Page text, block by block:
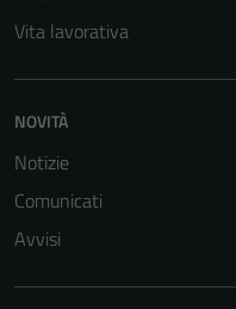
Vita lavorativa
NOVITÀ
Notizie
Comunicati
Avvisi